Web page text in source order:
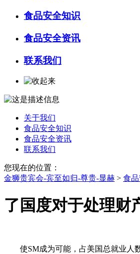
食品安全知识
食品安全资讯
联系我们
关于我们
食品安全知识
食品安全资讯
联系我们
您现在的位置：
金狮贵宾会-宾至如归-尊贵-显赫 > 食
了国度对于处理财
使SM成为可能，占美国总就业人